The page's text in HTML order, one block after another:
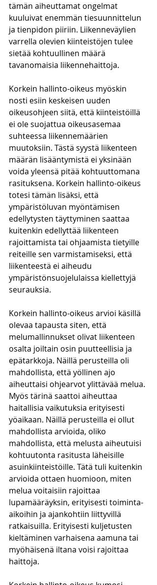
tämän aiheuttamat ongelmat
kuuluivat enemmän tiesuunnittelun
ja tienpidon piiriin. Liikenneväylien
varrella olevien kiinteistöjen tulee
sietää kohtuullinen määrä
tavanomaisia liikennehaittoja.
Korkein hallinto-oikeus myöskin
nosti esiin keskeisen uuden
oikeusohjeen siitä, että kiinteistöillä
ei ole suojattua oikeusasemaa
suhteessa liikennemäärien
muutoksiin. Tästä syystä liikenteen
määrän lisääntymistä ei yksinään
voida yleensä pitää kohtuuttomana
rasituksena. Korkein hallinto-oikeus
totesi tämän lisäksi, että
ympäristöluvan myöntämisen
edellytysten täyttyminen saattaa
kuitenkin edellyttää liikenteen
rajoittamista tai ohjaamista tietyille
reiteille sen varmistamiseksi, että
liikenteestä ei aiheudu
ympäristönsuojelulaissa kiellettyjä
seurauksia.
Korkein hallinto-oikeus arvioi käsillä
olevaa tapausta siten, että
melumallinnukset olivat liikenteen
osalta joiltain osin puutteellisia ja
epätarkkoja. Näillä perusteilla oli
mahdollista, että yöllinen ajo
aiheuttaisi ohjearvot ylittävää melua.
Myös tärinä saattoi aiheuttaa
haitallisia vaikutuksia erityisesti
yöaikaan. Näillä perusteilla ei ollut
mahdollista arvioida, oliko
mahdollista, että melusta aiheutuisi
kohtuutonta rasitusta läheisille
asuinkiinteistöille. Tätä tuli kuitenkin
arvioida ottaen huomioon, miten
melua voitaisiin rajoittaa
lupamääräyksin, erityisesti toiminta-
aikoihin ja ajankohtiin liittyvillä
ratkaisuilla. Erityisesti kuljetusten
kieltäminen varhaisena aamuna tai
myöhäisenä iltana voisi rajoittaa
haittoja.